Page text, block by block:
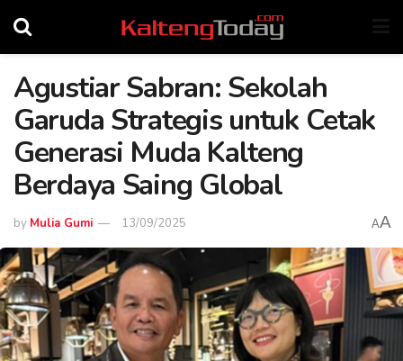
Agustiar Sabran: Sekolah
Garuda Strategis untuk Cetak
Generasi Muda Kalteng
Berdaya Saing Global
by Mulia Gumi 13/09/2025 AA